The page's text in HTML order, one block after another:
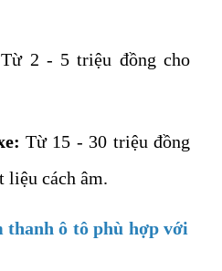
Từ 2 - 5 triệu đồng cho
Từ 15 - 30 triệu đồng
liệu cách âm.
thanh ô tô phù hợp với